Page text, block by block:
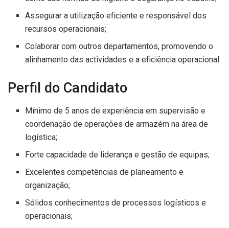
Assegurar a utilização eficiente e responsável dos
recursos operacionais;
Colaborar com outros departamentos, promovendo o
alinhamento das actividades e a eficiência operacional.
Perfil do Candidato
Mínimo de 5 anos de experiência em supervisão e
coordenação de operações de armazém na área de
logística;
Forte capacidade de liderança e gestão de equipas;
Excelentes competências de planeamento e
organização;
Sólidos conhecimentos de processos logísticos e
operacionais;